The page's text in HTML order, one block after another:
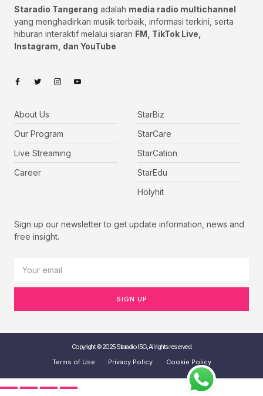
Staradio Tangerang adalah media radio multichannel
yang menghadirkan musik terbaik, informasi terkini, serta
hiburan interaktif melalui siaran FM, TikTok Live,
Instagram, dan YouTube
About Us
Our Program
Live Streaming
Career
StarBiz
StarCare
StarCation
StarEdu
Holyhit
Sign up our newsletter to get update information, news and
free insight.
SIGN UP
Copyright © 2025 Staradio I 5G, All rights reserved.
Terms of Use
Privacy Policy Cookie Policy